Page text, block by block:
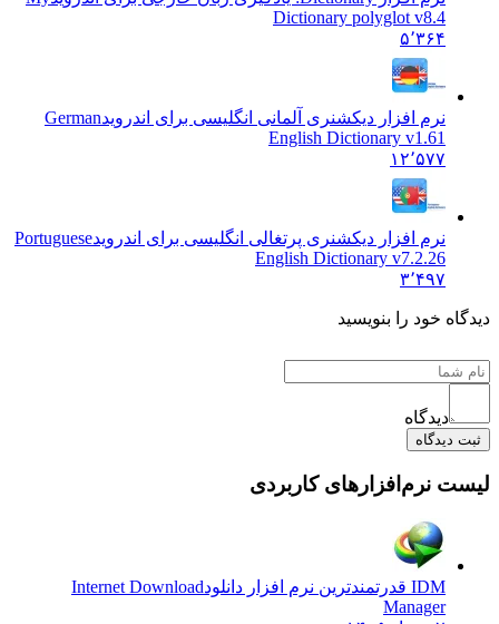
Dictionary polyglot v8.4
۵٬۳۶۴
نرم افزار دیکشنری آلمانی انگلیسی برای اندروید German
English Dictionary v1.61
۱۲٬۵۷۷
نرم افزار دیکشنری پرتغالی انگلیسی برای اندروید Portuguese
English Dictionary v7.2.26
۳٬۴۹۷
خود را بنویسید
دیدگاه
دیدگاه
نرم‌افزارهای کاربردی
IDM قدرتمندترین نرم افزار دانلود
Internet Download
Manager